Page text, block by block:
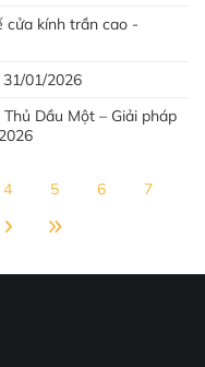
cửa kính trần cao -
01/2026
Dầu Một – Giải pháp
4 5 6
7